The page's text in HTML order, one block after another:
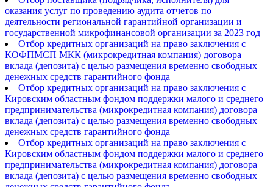
оказания услуг по проведению аудита отчетов по
деятельности региональной гарантийной организации и
государственной микрофинансовой организации за 2023 год
Отбор кредитных организаций на право заключения с
КОФПМСП МКК (микрокредитная компания) договора
вклада (депозита) с целью размещения временно свободных
денежных средств гарантийного фонда
Отбор кредитных организаций на право заключения с
Кировским областным фондом поддержки малого и среднего
предпринимательства (микрокредитная компания) договора
вклада (депозита) с целью размещения временно свободных
денежных средств гарантийного фонда
Отбор кредитных организаций на право заключения с
Кировским областным фондом поддержки малого и среднего
предпринимательства (микрокредитная компания) договора
вклада (депозита) с целью размещения временно свободных